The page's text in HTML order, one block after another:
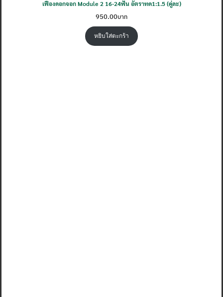
เฟืองดอกจอก Module 2 16-24ฟัน อัตราทด1:1.5 (คู่ละ)
950.00
หยิบใส่ตะกร้า